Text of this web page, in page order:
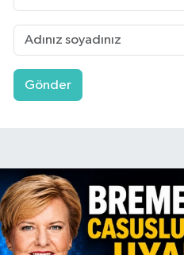
Gönder